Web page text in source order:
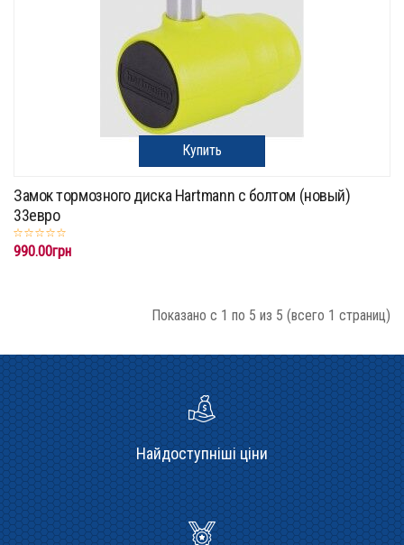
Купить
Замок тормозного диска Hartmann с болтом (новый)
33евро
990.00грн
Показано с 1 по 5 из 5 (всего 1 страниц)
Найдоступніші ціни